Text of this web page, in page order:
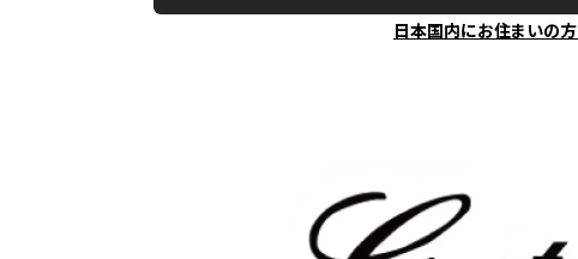
日本国内にお住まいの